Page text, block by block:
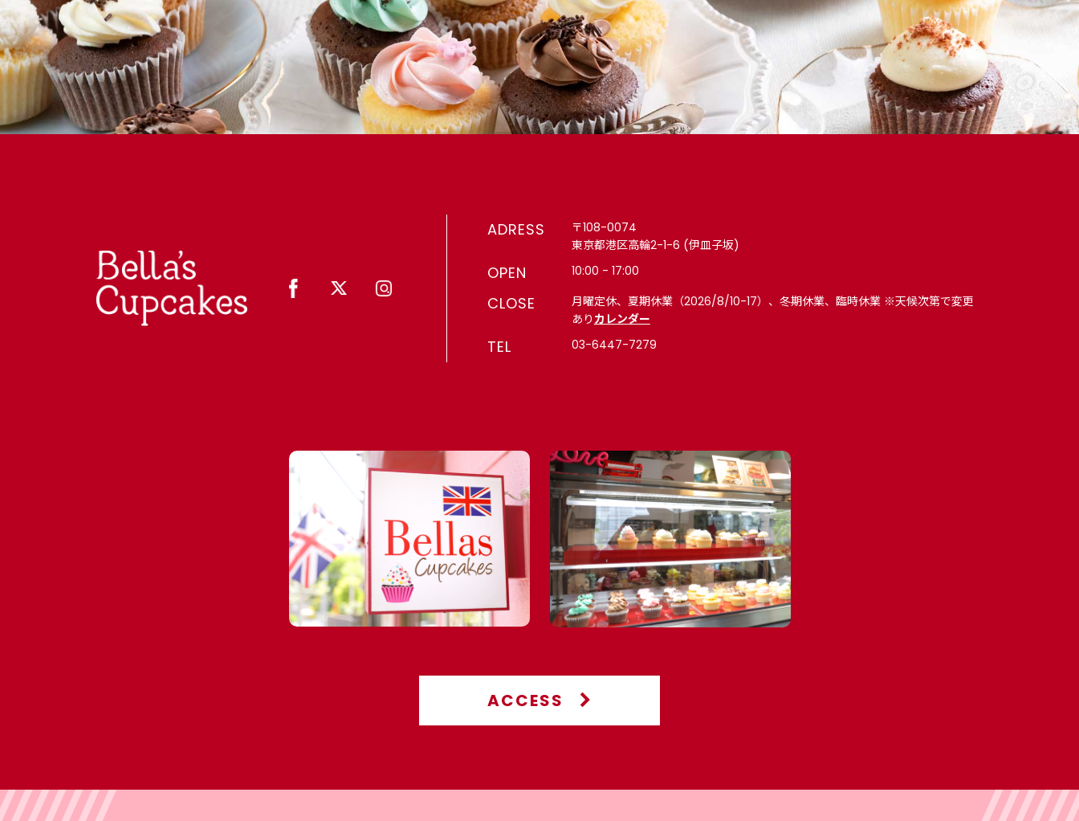
ADRESS
〒108-0074
東京都港区高輪2-1-6 (伊皿子坂)
OPEN 10:00 - 17:00
CLOSE
月曜定休、夏期休業（2026/8/10-17）、冬期休業、臨時休業 ※天候次第で変更
あり カレンダー
TEL 03-6447-7279
ACCESS